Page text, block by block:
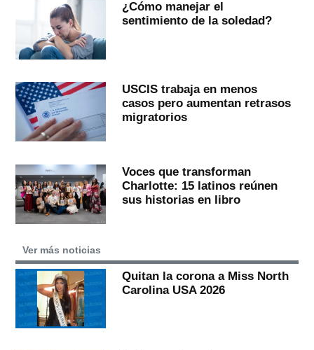
¿Cómo manejar el
sentimiento de la soledad?
USCIS trabaja en menos
casos pero aumentan retrasos
migratorios
Voces que transforman
Charlotte: 15 latinos reúnen
sus historias en libro
Ver más noticias
Quitan la corona a Miss North
Carolina USA 2026